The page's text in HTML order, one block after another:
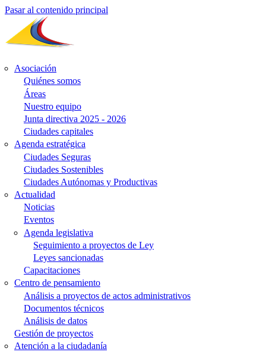
Pasar al contenido principal
Asociación
Quiénes somos
Áreas
Nuestro equipo
Junta directiva 2025 - 2026
Ciudades capitales
Agenda estratégica
Ciudades Seguras
Ciudades Sostenibles
Ciudades Autónomas y Productivas
Actualidad
Noticias
Eventos
Agenda legislativa
Seguimiento a proyectos de Ley
Leyes sancionadas
Capacitaciones
Centro de pensamiento
Análisis a proyectos de actos administrativos
Documentos técnicos
Análisis de datos
Gestión de proyectos
Atención a la ciudadanía